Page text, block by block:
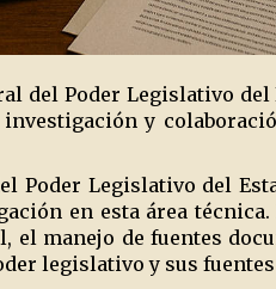
del Poder Legislativo
y
Poder Legislativo del
en esta área
manejo de fuentes
legislativo y sus